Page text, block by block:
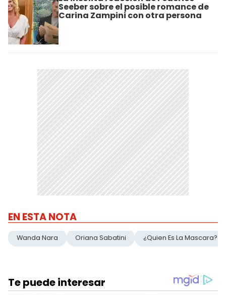
Seeber sobre el posible romance de
Carina Zampini con otra persona
EN ESTA NOTA
Wanda Nara Oriana Sabatini ¿Quien Es La Mascara?